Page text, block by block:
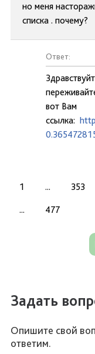
но меня
списка . почему?
Ответ:
вот Вам
ссылка:
1 ... 353
... 477
Задать
Опишите свой
ответим.